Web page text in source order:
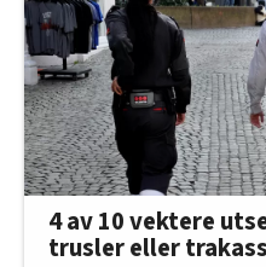
4 av 10 vektere
trusler eller